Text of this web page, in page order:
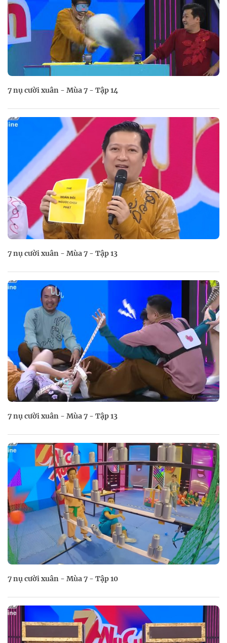
7 nụ cười xuân - Mùa 7 - Tập 14
7 nụ cười xuân - Mùa 7 - Tập 13
7 nụ cười xuân - Mùa 7 - Tập 13
7 nụ cười xuân - Mùa 7 - Tập 10